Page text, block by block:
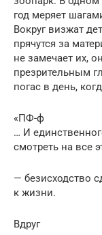
год меряет
Вокруг визжат
прячутся за
не замечает их,
презрительным
погас в день,
«ПФ-ф
… И
смотреть на все
— безисходство
к жизни.
Вдруг